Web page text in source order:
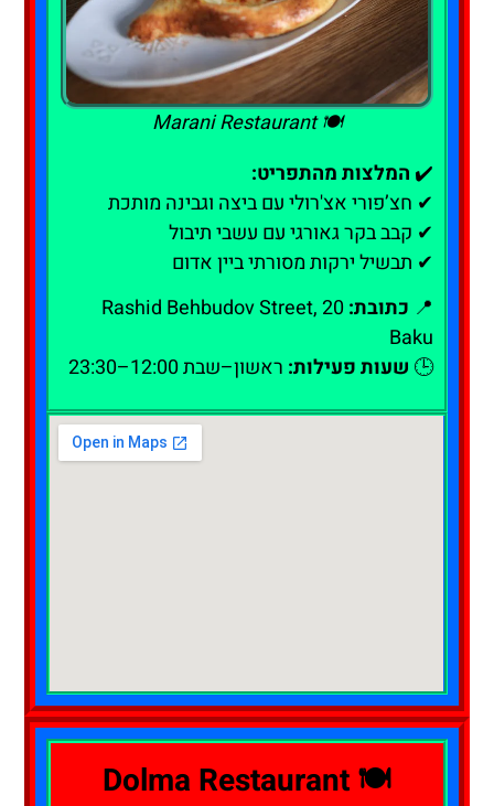
🍽️ Marani Restaurant
✔️ המלצות מהתפריט:
✔ חצ’פורי אצ'רולי עם ביצה וגבינה מותכת
✔ קבב בקר גאורגי עם עשבי תיבול
✔ תבשיל ירקות מסורתי ביין אדום
📍 כתובת:
20 Rashid Behbudov Street,
Baku
🕒 שעות פעילות: ראשון–שבת 12:00–23:30
🍽️ Dolma Restaurant